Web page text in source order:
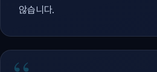
않습니다.